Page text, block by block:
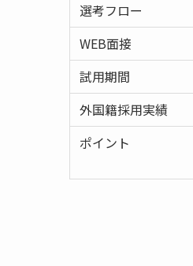
選考フロー
WEB面接
試用期間
外国籍採用実績
ポイント